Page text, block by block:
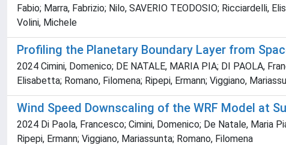
Fabio; Marra, Fabrizio; Nilo, SAVERIO TEODOSIO; Ricciardelli,
Volini, Michele
Profiling the Planetary Boundary Layer from
2024 Cimini, Domenico; DE NATALE, MARIA PIA; DI PAOLA,
Elisabetta; Romano, Filomena; Ripepi, Ermann; Viggiano,
Wind Speed Downscaling of the WRF Model at
2024 Di Paola, Francesco; Cimini, Domenico; De Natale, Maria
Ripepi, Ermann; Viggiano, Mariassunta; Romano, Filomena